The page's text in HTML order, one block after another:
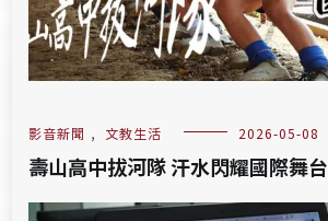
影音新聞 , 文教生活 2026-05-08
壽山高中拔河隊 汗水閃耀國際舞台